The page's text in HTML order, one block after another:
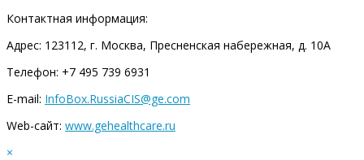
Контактная информация:
Адрес: 123112, г. Москва, Пресненская набережная, д. 10А
Телефон: +7 495 739 6931
E-mail: InfoBox.RussiaCIS@ge.com
Web-сайт: www.gehealthcare.ru
×